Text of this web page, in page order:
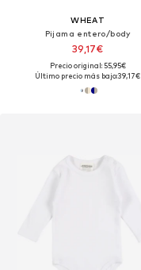
WHEAT
Pijama entero/body
39,17€
Precio original: 55,95€
Último precio más bajo:39,17€